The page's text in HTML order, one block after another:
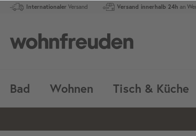
Internationaler Versand Versand innerhalb 24h an
Bad Wohnen Tisch & Küche